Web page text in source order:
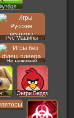
Рус Машины
Не нажимай
Энгри Бердз